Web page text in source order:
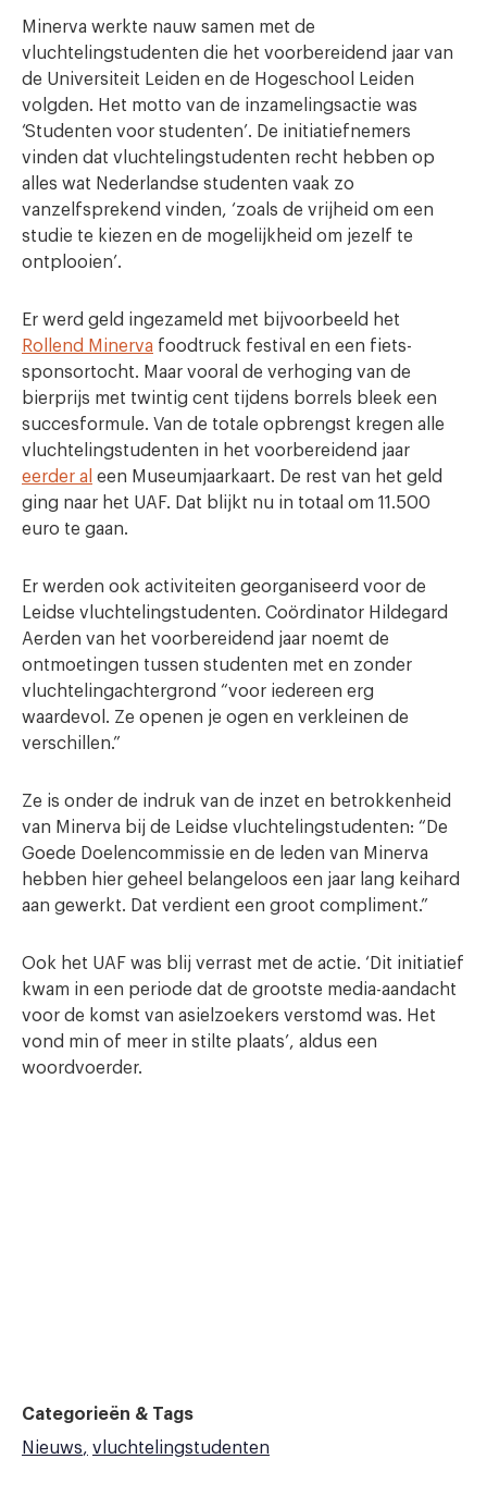
Minerva werkte nauw samen met de
vluchtelingstudenten die het voorbereidend jaar van
de Universiteit Leiden en de Hogeschool Leiden
volgden. Het motto van de inzamelingsactie was
‘Studenten voor studenten’. De initiatiefnemers
vinden dat vluchtelingstudenten recht hebben op
alles wat Nederlandse studenten vaak zo
vanzelfsprekend vinden, ‘zoals de vrijheid om een
studie te kiezen en de mogelijkheid om jezelf te
ontplooien’.
Er werd geld ingezameld met bijvoorbeeld het
Rollend Minerva foodtruck festival en een fiets-
sponsortocht. Maar vooral de verhoging van de
bierprijs met twintig cent tijdens borrels bleek een
succesformule. Van de totale opbrengst kregen alle
vluchtelingstudenten in het voorbereidend jaar
eerder al een Museumjaarkaart. De rest van het geld
ging naar het UAF. Dat blijkt nu in totaal om 11.500
euro te gaan.
Er werden ook activiteiten georganiseerd voor de
Leidse vluchtelingstudenten. Coördinator Hildegard
Aerden van het voorbereidend jaar noemt de
ontmoetingen tussen studenten met en zonder
vluchtelingachtergrond “voor iedereen erg
waardevol. Ze openen je ogen en verkleinen de
verschillen.”
Ze is onder de indruk van de inzet en betrokkenheid
van Minerva bij de Leidse vluchtelingstudenten: “De
Goede Doelencommissie en de leden van Minerva
hebben hier geheel belangeloos een jaar lang keihard
aan gewerkt. Dat verdient een groot compliment.”
Ook het UAF was blij verrast met de actie. ‘Dit initiatief
kwam in een periode dat de grootste media-aandacht
voor de komst van asielzoekers verstomd was. Het
vond min of meer in stilte plaats’, aldus een
woordvoerder.
Categorieën & Tags
Nieuws
vluchtelingstudenten